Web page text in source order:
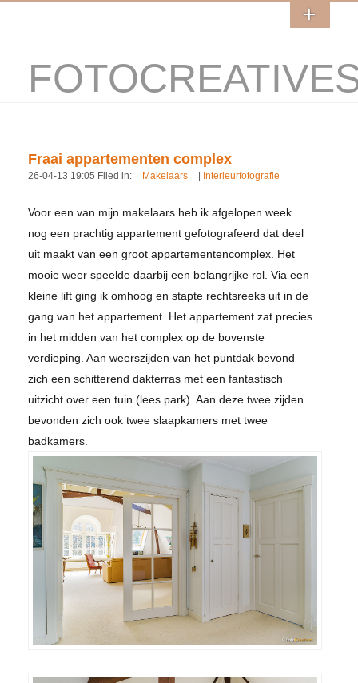
Fraai appartementen complex
26-04-13 19:05 Filed in: Makelaars Interieurfotografie
Voor een van mijn makelaars heb ik afgelopen week
nog een prachtig appartement gefotografeerd dat deel
uit maakt van een groot appartementencomplex. Het
mooie weer speelde daarbij een belangrijke rol. Via een
kleine lift ging ik omhoog en stapte rechtsreeks uit in de
gang van het appartement. Het appartement zat precies
in het midden van het complex op de bovenste
verdieping. Aan weerszijden van het puntdak bevond
zich een schitterend dakterras met een fantastisch
uitzicht over een tuin (lees park). Aan deze twee zijden
bevonden zich ook twee slaapkamers met twee
badkamers.